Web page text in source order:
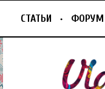
СТАТЬИ ФОРУМ